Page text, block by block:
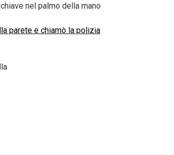
nel palmo della mano
parete e chiamò la polizia